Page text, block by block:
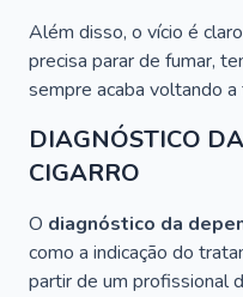
Além disso, o vício é
precisa parar de fumar,
sempre acaba voltando a
DIAGNÓSTICO
CIGARRO
O diagnóstico da
como a indicação do
partir de um profissional